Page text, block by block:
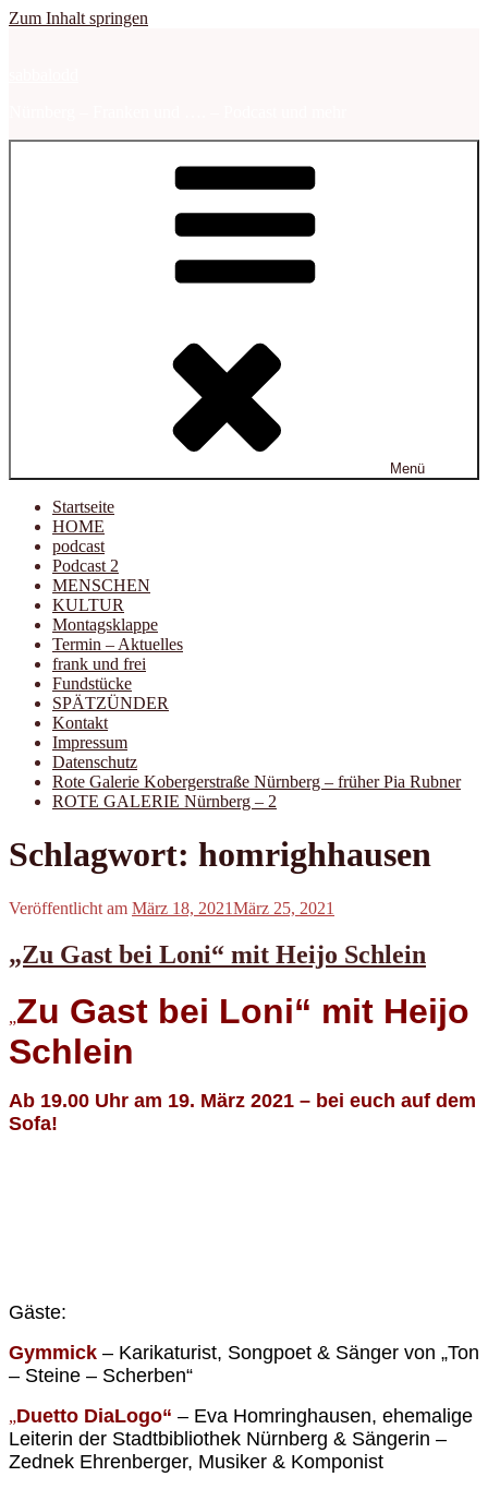
Zum Inhalt springen
Menü
Startseite
HOME
podcast
Podcast 2
MENSCHEN
KULTUR
Montagsklappe
Termin – Aktuelles
frank und frei
Fundstücke
SPÄTZÜNDER
Kontakt
Impressum
Datenschutz
Rote Galerie Kobergerstraße Nürnberg – früher Pia Rubner
ROTE GALERIE Nürnberg – 2
Schlagwort: homrighhausen
Veröffentlicht am März 18, 2021März 25, 2021
„Zu Gast bei Loni“ mit Heijo Schlein
„Zu Gast bei Loni“ mit Heijo
Schlein
Ab 19.00 Uhr am 19. März 2021 – bei euch auf dem
Sofa!
Gäste:
Gymmick – Karikaturist, Songpoet & Sänger von „Ton
– Steine – Scherben“
„Duetto DiaLogo“ – Eva Homringhausen, ehemalige
Leiterin der Stadtbibliothek Nürnberg & Sängerin –
Zednek Ehrenberger, Musiker & Komponist